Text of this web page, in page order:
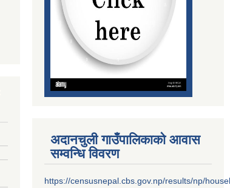
अदानचुली गाउँपालिकाको आवास
सम्वन्धि विवरण
https://censusnepal.cbs.gov.np/results/np/